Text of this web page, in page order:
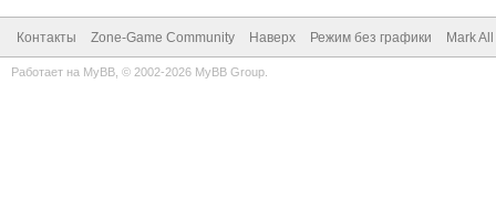
Контакты Zone-Game Community Наверх Режим без графики Mark
Работает на MyBB , © 2002-2026 MyBB Group